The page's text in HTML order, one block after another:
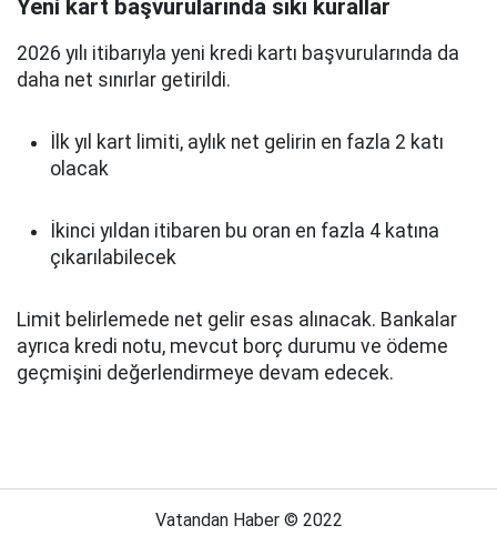
Yeni kart başvurularında sıkı kurallar
2026 yılı itibarıyla yeni kredi kartı başvurularında da
daha net sınırlar getirildi.
İlk yıl kart limiti, aylık net gelirin en fazla 2 katı
olacak
İkinci yıldan itibaren bu oran en fazla 4 katına
çıkarılabilecek
Limit belirlemede net gelir esas alınacak. Bankalar
ayrıca kredi notu, mevcut borç durumu ve ödeme
geçmişini değerlendirmeye devam edecek.
Vatandan Haber © 2022